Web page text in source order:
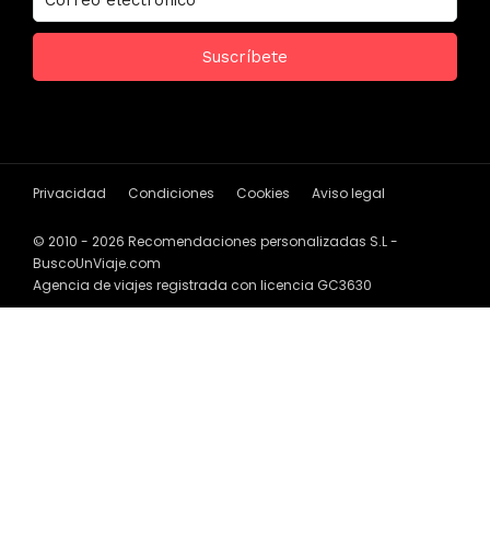
Privacidad Condiciones Cookies Aviso legal
© 2010 - 2026 Recomendaciones personalizadas S.L -
BuscoUnViaje.com
Agencia de viajes registrada con licencia GC3630